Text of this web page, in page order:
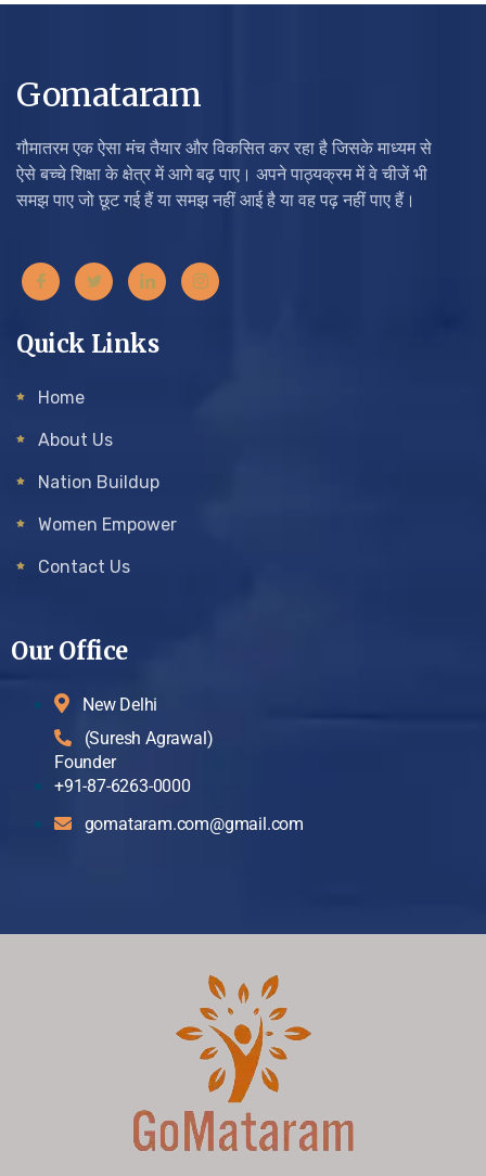
Gomataram
गौमातरम एक ऐसा मंच तैयार और विकसित कर रहा है जिसके माध्यम से
ऐसे बच्चे शिक्षा के क्षेत्र में आगे बढ़ पाए। अपने पाठ्यक्रम में वे चीजें भी
समझ पाए जो छूट गई हैं या समझ नहीं आई है या वह पढ़ नहीं पाए हैं।
Quick Links
Home
About Us
Nation Buildup
Women Empower
Contact Us
Our Office
New Delhi
(Suresh Agrawal)
Founder
+91-87-6263-0000
gomataram.com@gmail.com